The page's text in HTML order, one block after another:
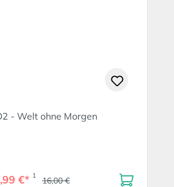
- Welt ohne Morgen
€* 1 16,00 €